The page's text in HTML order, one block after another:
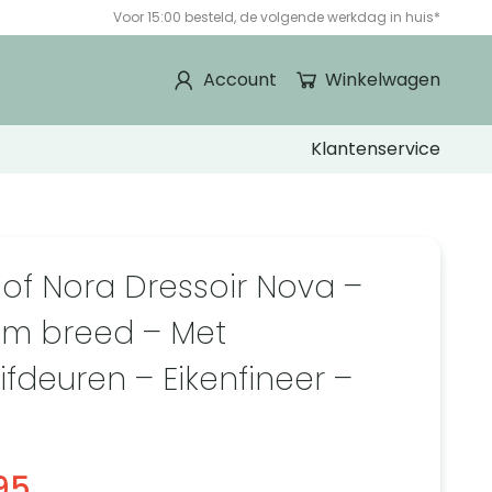
Voor 15:00 besteld, de volgende werkdag in huis*
Winkelwagen
Account
Klantenservice
Nora Dressoir Nova –
breed – Met
– Eikenfineer –